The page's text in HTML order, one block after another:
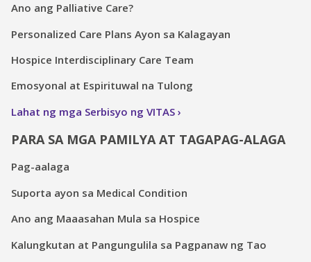
Ano ang Palliative Care?
Personalized Care Plans Ayon sa Kalagayan
Hospice Interdisciplinary Care Team
Emosyonal at Espirituwal na Tulong
Lahat ng mga Serbisyo ng VITAS
PARA SA MGA PAMILYA AT TAGAPAG-ALAGA
Pag-aalaga
Suporta ayon sa Medical Condition
Ano ang Maaasahan Mula sa Hospice
Kalungkutan at Pangungulila sa Pagpanaw ng Tao